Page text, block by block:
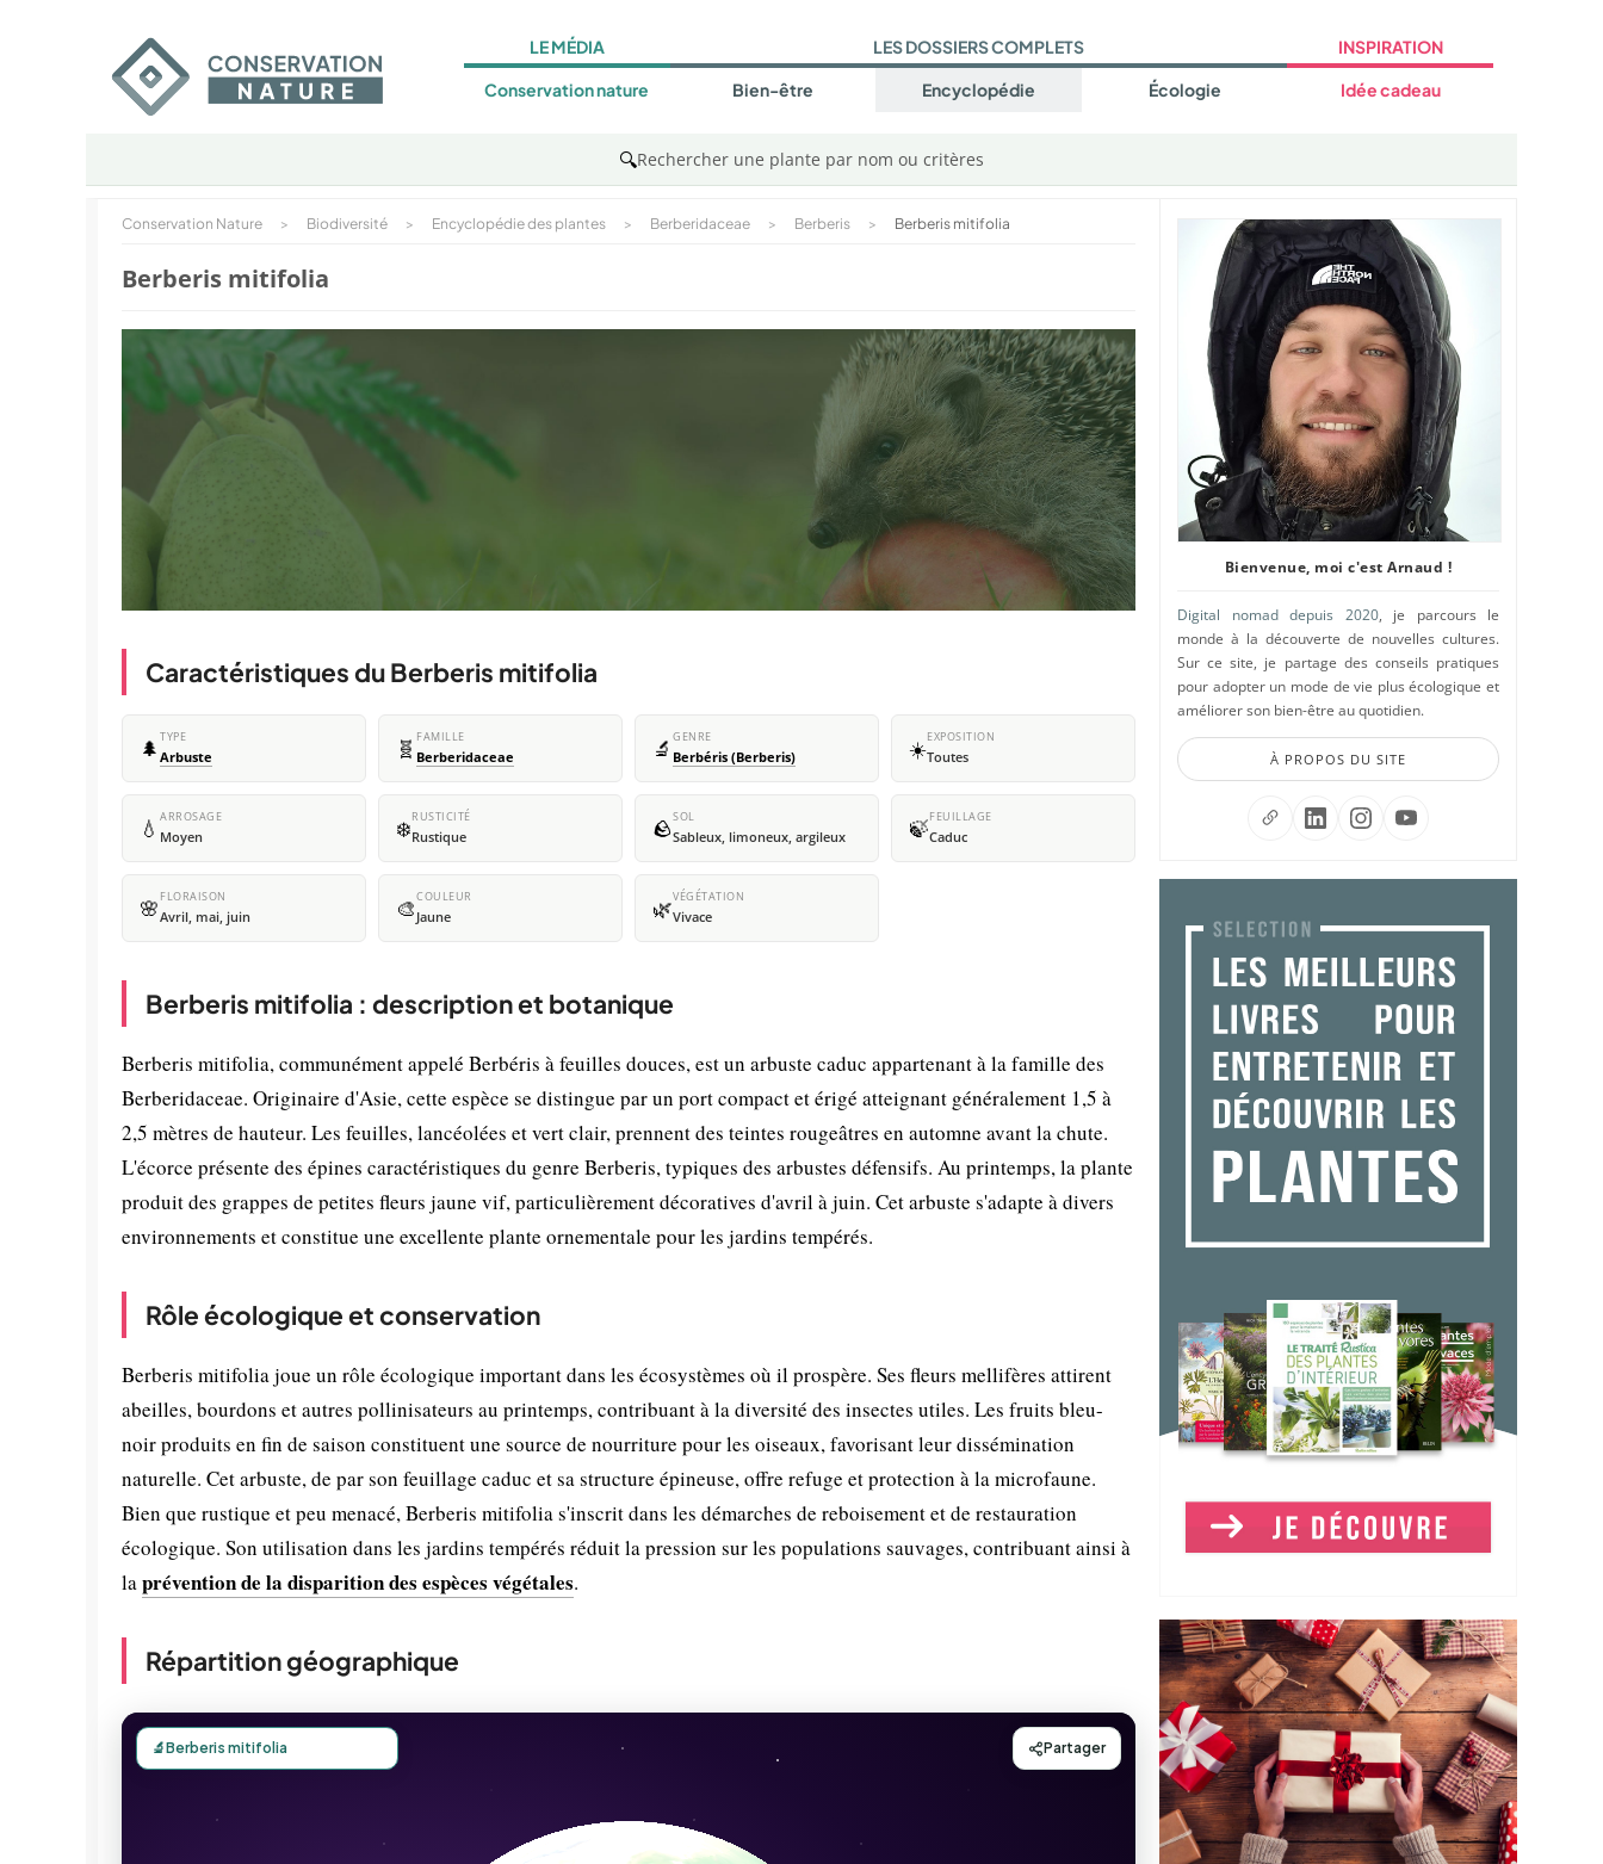
LE MÉDIA
Conservation nature
LES DOSSIERS COMPLETS
Bien-être Encyclopédie Écologie
INSPIRATION
Idée cadeau
🔍Rechercher une plante par nom ou critères
Conservation Nature > Biodiversité > Encyclopédie des plantes > Berberidaceae > Berberis > Berberis mitifolia
Berberis mitifolia
Caractéristiques du Berberis mitifolia
🌲 TYPE
Arbuste 🧬 FAMILLE
Berberidaceae 🔬 GENRE
Berbéris (Berberis) ☀️EXPOSITION
Toutes
💧 ARROSAGE
Moyen ❄️RUSTICITÉ
Rustique 🪨SOL
Sableux, limoneux, argileux 🍃FEUILLAGE
Caduc
🌸 FLORAISON
Avril, mai, juin 🎨COULEUR
Jaune 🌿VÉGÉTATION
Vivace
Berberis mitifolia : description et botanique
Berberis mitifolia, communément appelé Berbéris à feuilles douces, est un arbuste caduc appartenant à la famille des
Berberidaceae. Originaire d'Asie, cette espèce se distingue par un port compact et érigé atteignant généralement 1,5 à
2,5 mètres de hauteur. Les feuilles, lancéolées et vert clair, prennent des teintes rougeâtres en automne avant la chute.
L'écorce présente des épines caractéristiques du genre Berberis, typiques des arbustes défensifs. Au printemps, la plante
produit des grappes de petites fleurs jaune vif, particulièrement décoratives d'avril à juin. Cet arbuste s'adapte à divers
environnements et constitue une excellente plante ornementale pour les jardins tempérés.
Rôle écologique et conservation
Berberis mitifolia joue un rôle écologique important dans les écosystèmes où il prospère. Ses fleurs mellifères attirent
abeilles, bourdons et autres pollinisateurs au printemps, contribuant à la diversité des insectes utiles. Les fruits bleu-
noir produits en fin de saison constituent une source de nourriture pour les oiseaux, favorisant leur dissémination
naturelle. Cet arbuste, de par son feuillage caduc et sa structure épineuse, offre refuge et protection à la microfaune.
Bien que rustique et peu menacé, Berberis mitifolia s'inscrit dans les démarches de reboisement et de restauration
écologique. Son utilisation dans les jardins tempérés réduit la pression sur les populations sauvages, contribuant ainsi à
laprévention de la disparition des espèces végétales.
Répartition géographique
Bienvenue, moi c'est Arnaud !
Digital nomad depuis 2020, je parcours le
monde à la découverte de nouvelles cultures.
Sur ce site, je partage des conseils pratiques
pour adopter un mode de vie plus écologique et
améliorer son bien-être au quotidien.
À PROPOS DU SITE